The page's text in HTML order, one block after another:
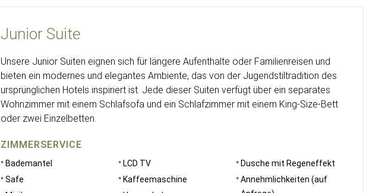
Junior Suite
Unsere Junior Suiten eignen sich für längere Aufenthalte oder Familienreisen und
bieten ein modernes und elegantes Ambiente, das von der Jugendstiltradition des
ursprünglichen Hotels inspiriert ist. Jede dieser Suiten verfügt über ein separates
Wohnzimmer mit einem Schlafsofa und ein Schlafzimmer mit einem King-Size-Bett
oder zwei Einzelbetten.
ZIMMERSERVICE
Bademantel
Safe
LCD TV
Kaffeemaschine
Dusche mit Regeneffekt
Annehmlichkeiten (auf